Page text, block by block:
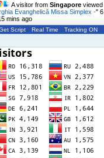
A visitor from Singaporeviewed
Evanghelică Missa Simplex -" 6
mins ago
Script Real Time Tracking ON